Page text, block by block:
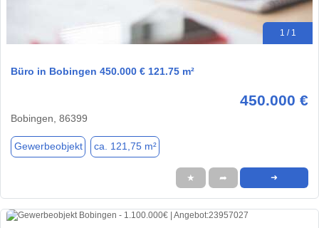
1 / 1
Büro in Bobingen 450.000 € 121.75 m²
450.000 €
Bobingen, 86399
Gewerbeobjekt ca. 121,75 m²
★ ➦ ➜